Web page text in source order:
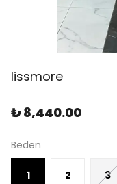
lissmore
₺ 8,440.00
Beden
1 2 3